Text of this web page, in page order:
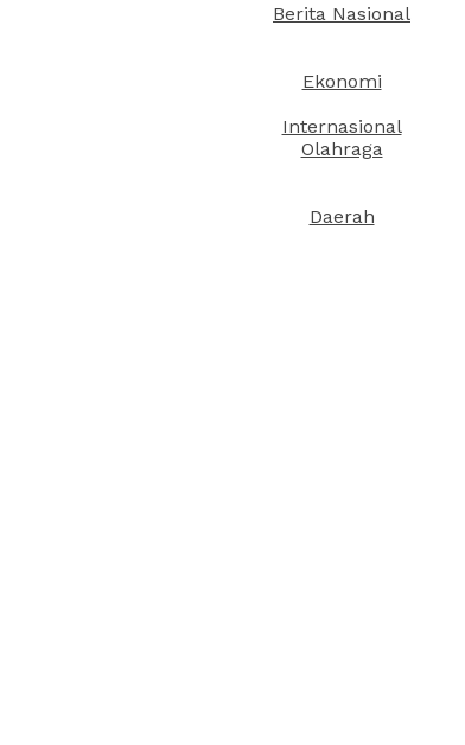
Berita Nasional
Ekonomi
Internasional
Olahraga
Daerah